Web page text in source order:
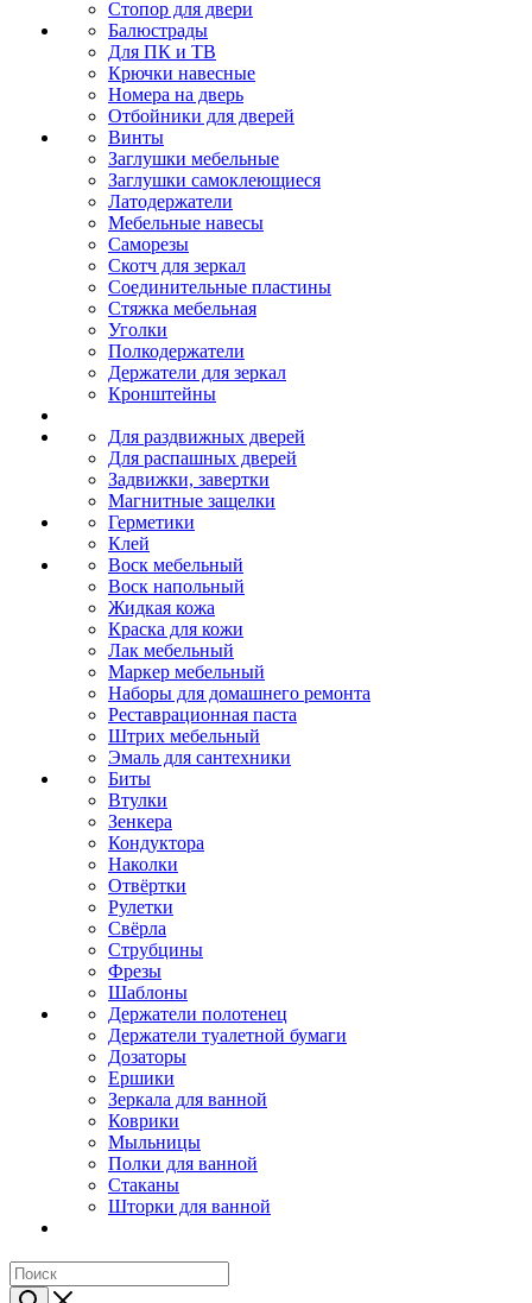
Стопор для двери
Балюстрады
Для ПК и ТВ
Крючки навесные
Номера на дверь
Отбойники для дверей
Винты
Заглушки мебельные
Заглушки самоклеющиеся
Латодержатели
Мебельные навесы
Саморезы
Скотч для зеркал
Соединительные пластины
Стяжка мебельная
Уголки
Полкодержатели
Держатели для зеркал
Кронштейны
Для раздвижных дверей
Для распашных дверей
Задвижки, завертки
Магнитные защелки
Герметики
Клей
Воск мебельный
Воск напольный
Жидкая кожа
Краска для кожи
Лак мебельный
Маркер мебельный
Наборы для домашнего ремонта
Реставрационная паста
Штрих мебельный
Эмаль для сантехники
Биты
Втулки
Зенкера
Кондуктора
Наколки
Отвёртки
Рулетки
Свёрла
Струбцины
Фрезы
Шаблоны
Держатели полотенец
Держатели туалетной бумаги
Дозаторы
Ершики
Зеркала для ванной
Коврики
Мыльницы
Полки для ванной
Стаканы
Шторки для ванной